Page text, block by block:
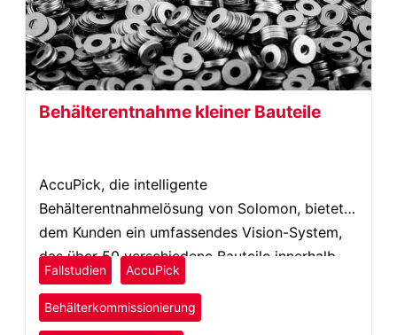
Behälterentnahme kleiner Bauteile
AccuPick, die intelligente
Behälterentnahmelösung von Solomon, bietet
dem Kunden ein umfassendes Vision-System,
das über 50 verschiedene Bauteile innerhalb
einer Arbeitsstation erkennen kann.
Fallstudien AccuPick
Behälterkommissionierung